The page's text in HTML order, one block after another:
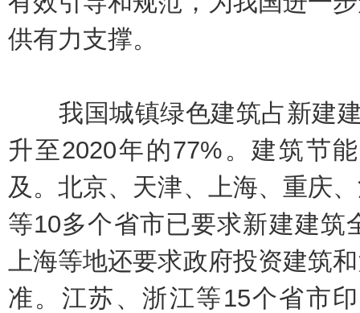
供有力支撑。
我国城镇绿色建筑占新建建
升至2020年的77%。建筑节
及。北京、天津、上海、重庆
等10多个省市已要求新建建筑
上海等地还要求政府投资建筑
准。江苏、浙江等15个省市